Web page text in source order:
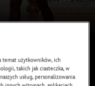
temat użytkowników, ich
takich jak ciasteczka, w
usług, personalizowania